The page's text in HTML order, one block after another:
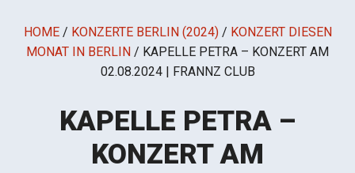
HOME / KONZERTE BERLIN (2024) / KONZERT DIESEN
MONAT IN BERLIN / KAPELLE PETRA – KONZERT AM
02.08.2024 | FRANNZ CLUB
KAPELLE PETRA –
KONZERT AM